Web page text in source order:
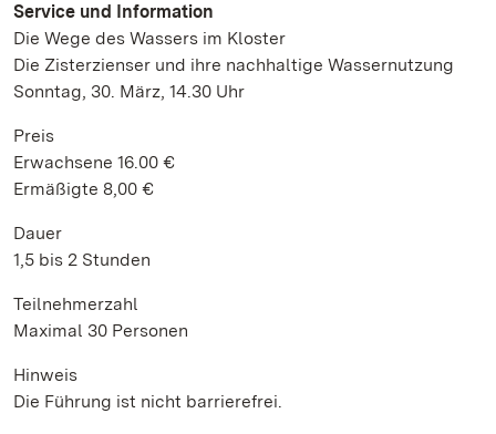
Service und Information
Die Wege des Wassers im Kloster
Die Zisterzienser und ihre nachhaltige Wassernutzung
Sonntag, 30. März, 14.30 Uhr
Preis
Erwachsene 16.00 €
Ermäßigte 8,00 €
Dauer
1,5 bis 2 Stunden
Teilnehmerzahl
Maximal 30 Personen
Hinweis
Die Führung ist nicht barrierefrei.